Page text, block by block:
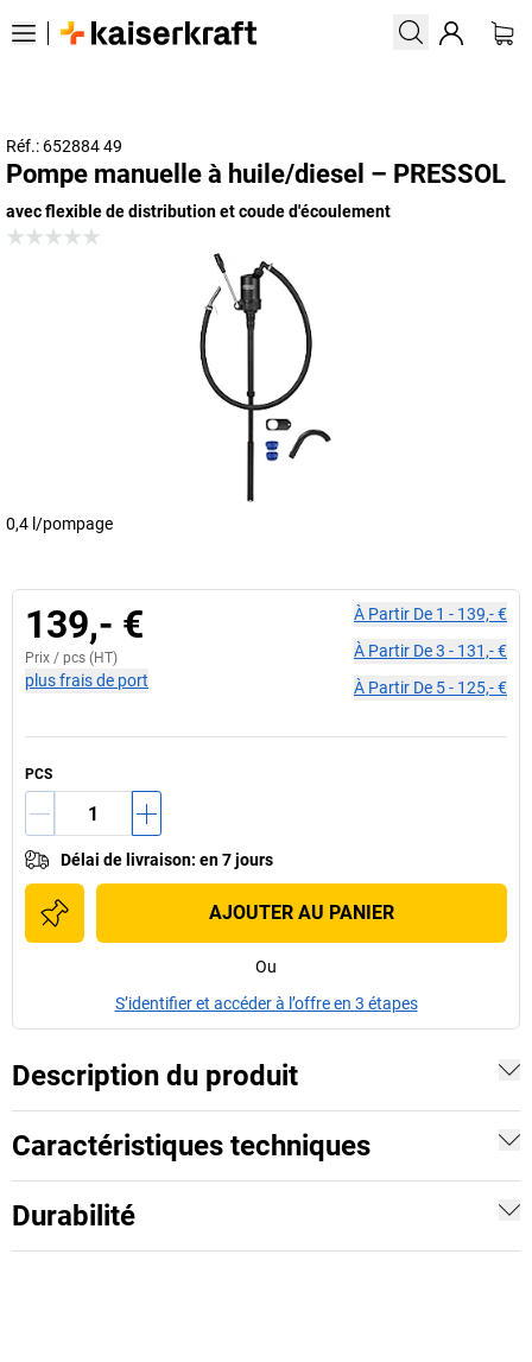
Réf.: 652884 49
Pompe manuelle à huile/diesel – PRESSOL
avec flexible de distribution et coude d'écoulement
0,4 l/pompage
139,- €
Prix / pcs (HT)
plus frais de port
À Partir De 1 - 139,- €
À Partir De3 - 131,- €
À Partir De 5- 125,- €
PCS
Délai de livraison: en 7 jours
AJOUTER AU PANIER
Ou
S’identifier et accéder à l’offre en 3 étapes
Description du produit
Caractéristiques techniques
Durabilité